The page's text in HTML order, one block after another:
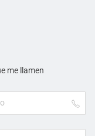
me llamen